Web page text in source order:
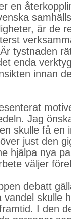
en
är de
tystnaden
enda
innan
Jag
skulle få en
just den
hjälpa nya
väljer
debatt
vandel skulle
I den